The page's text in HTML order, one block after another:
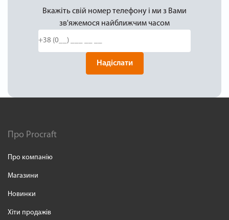
Вкажіть свій номер телефону і ми з Вами
зв'яжемося найближчим часом
Надіслати
Про Procraft
Про компанію
Магазини
Новинки
Хіти продажів